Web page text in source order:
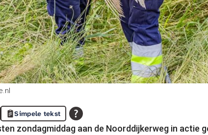
Simpele tekst
zondagmiddag aan de Noorddijkerweg in